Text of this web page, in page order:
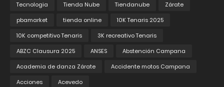
Tecnologia
Tienda Nube Tiendanube
Zárate
pbamarket
tienda online
10K Tenaris 2025
10K competitivo Tenaris
3K recreativo Tenaris
ABZC Clausura 2025
ANSES
Abstención Campana
Academia de danza Zárate
Accidente motos Campana
Acciones
Acevedo